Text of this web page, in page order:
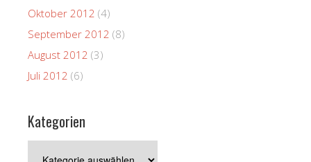
Oktober 2012 (4)
September 2012 (8)
August 2012 (3)
Juli 2012 (6)
Kategorien